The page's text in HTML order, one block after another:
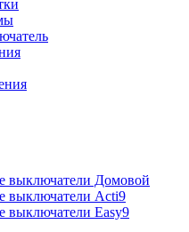
выключатели Домовой
выключатели Acti9
выключатели Easy9